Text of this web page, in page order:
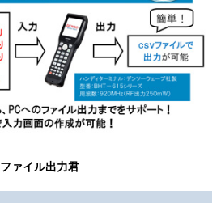
ファイル出力君